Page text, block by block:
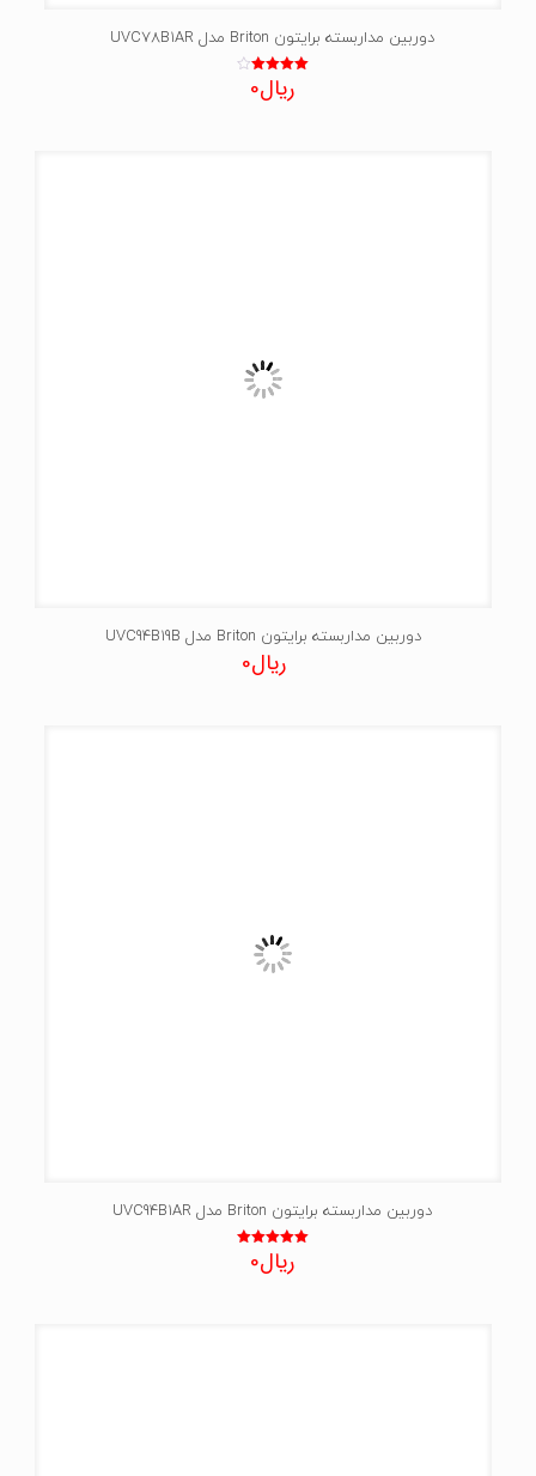
دوربین مداربسته برایتون Briton مدل UVC78B1AR
نمره
4.00
ریال0
دوربین مداربسته برایتون Briton مدل UVC94B19B
ریال0
دوربین مداربسته برایتون Briton مدل UVC94B1AR
نمره
5.00
ریال0